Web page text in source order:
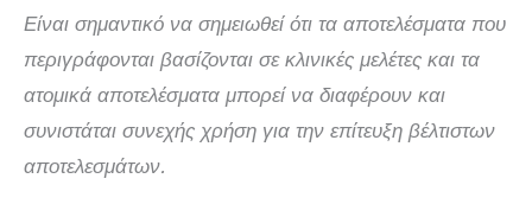
Είναι σημαντικό να σημειωθεί ότι τα αποτελέσματα που
περιγράφονται βασίζονται σε κλινικές μελέτες και τα
ατομικά αποτελέσματα μπορεί να διαφέρουν και
συνιστάται συνεχής χρήση για την επίτευξη βέλτιστων
αποτελεσμάτων.